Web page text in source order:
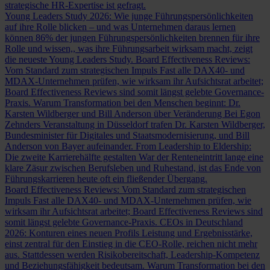
strategische HR-Expertise ist gefragt.
Young Leaders Study 2026: Wie junge Führungspersönlichkeiten
auf ihre Rolle blicken – und was Unternehmen daraus lernen
können 86% der jungen Führungspersönlichkeiten brennen für ihre
Rolle und wissen,, was ihre Führungsarbeit wirksam macht, zeigt
die neueste Young Leaders Study. Board Effectiveness Reviews:
Vom Standard zum strategischen Impuls Fast alle DAX40- und
MDAX-Unternehmen prüfen, wie wirksam ihr Aufsichtsrat arbeitet;
Board Effectiveness Reviews sind somit längst gelebte Governance-
Praxis. Warum Transformation bei den Menschen beginnt: Dr.
Karsten Wildberger und Bill Anderson über Veränderung Bei Egon
Zehnders Veranstaltung in Düsseldorf trafen Dr. Karsten Wildberger,
Bundesminister für Digitales und Staatsmodernisierung, und Bill
Anderson von Bayer aufeinander. From Leadership to Eldership:
Die zweite Karrierehälfte gestalten War der Renteneintritt lange eine
klare Zäsur zwischen Berufsleben und Ruhestand, ist das Ende von
Führungskarrieren heute oft ein fließender Übergang.
Board Effectiveness Reviews: Vom Standard zum strategischen
Impuls Fast alle DAX40- und MDAX-Unternehmen prüfen, wie
wirksam ihr Aufsichtsrat arbeitet; Board Effectiveness Reviews sind
somit längst gelebte Governance-Praxis. CEOs in Deutschland
2026: Konturen eines neuen Profils Leistung und Ergebnisstärke,
einst zentral für den Einstieg in die CEO-Rolle, reichen nicht mehr
aus. Stattdessen werden Risikobereitschaft, Leadership-Kompetenz
und Beziehungsfähigkeit bedeutsam. Warum Transformation bei den